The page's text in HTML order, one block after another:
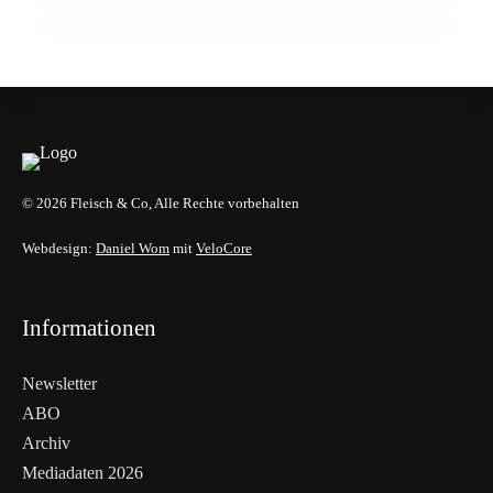
© 2026 Fleisch & Co, Alle Rechte vorbehalten
Webdesign: Daniel Wom mit VeloCore
Informationen
Newsletter
ABO
Archiv
Mediadaten 2026